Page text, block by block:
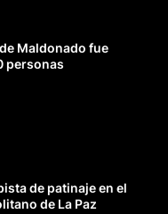
Maldonado fue
personas
de patinaje en el
de La Paz